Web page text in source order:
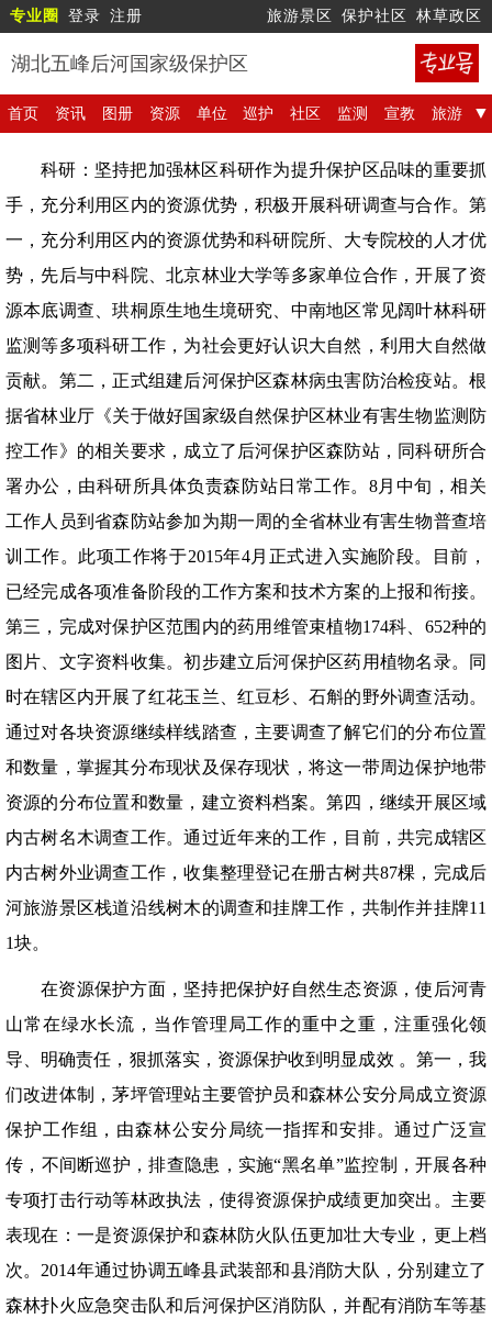
专业圈 登录 注册 旅游景区 保护社区 林草政区
湖北五峰后河国家级保护区
首页 资讯 图册 资源 单位 巡护 社区 监测 宣教 旅游
科研：坚持把加强林区科研作为提升保护区品味的重要抓
手，充分利用区内的资源优势，积极开展科研调查与合作。第
一，充分利用区内的资源优势和科研院所、大专院校的人才优
势，先后与中科院、北京林业大学等多家单位合作，开展了资
源本底调查、珙桐原生地生境研究、中南地区常见阔叶林科研
监测等多项科研工作，为社会更好认识大自然，利用大自然做
贡献。第二，正式组建后河保护区森林病虫害防治检疫站。根
据省林业厅《关于做好国家级自然保护区林业有害生物监测防
控工作》的相关要求，成立了后河保护区森防站，同科研所合
署办公，由科研所具体负责森防站日常工作。8月中旬，相关
工作人员到省森防站参加为期一周的全省林业有害生物普查培
训工作。此项工作将于2015年4月正式进入实施阶段。目前，
已经完成各项准备阶段的工作方案和技术方案的上报和衔接。
第三，完成对保护区范围内的药用维管束植物174科、652种的
图片、文字资料收集。初步建立后河保护区药用植物名录。同
时在辖区内开展了红花玉兰、红豆杉、石斛的野外调查活动。
通过对各块资源继续样线踏查，主要调查了解它们的分布位置
和数量，掌握其分布现状及保存现状，将这一带周边保护地带
资源的分布位置和数量，建立资料档案。第四，继续开展区域
内古树名木调查工作。通过近年来的工作，目前，共完成辖区
内古树外业调查工作，收集整理登记在册古树共87棵，完成后
河旅游景区栈道沿线树木的调查和挂牌工作，共制作并挂牌11
1块。
在资源保护方面，坚持把保护好自然生态资源，使后河青
山常在绿水长流，当作管理局工作的重中之重，注重强化领
导、明确责任，狠抓落实，资源保护收到明显成效 。第一，我
们改进体制，茅坪管理站主要管护员和森林公安分局成立资源
保护工作组，由森林公安分局统一指挥和安排。通过广泛宣
传，不间断巡护，排查隐患，实施“黑名单”监控制，开展各种
专项打击行动等林政执法，使得资源保护成绩更加突出。主要
表现在：一是资源保护和森林防火队伍更加壮大专业，更上档
次。2014年通过协调五峰县武装部和县消防大队，分别建立了
森林扑火应急突击队和后河保护区消防队，并配有消防车等基